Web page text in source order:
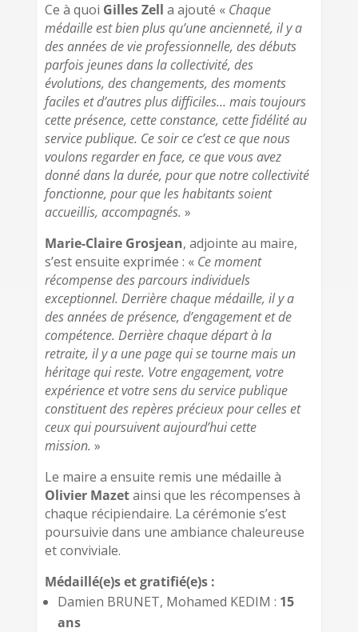
Ce à quoi Gilles Zell a ajouté « Chaque
médaille est bien plus qu’une ancienneté, il y a
des années de vie professionnelle, des débuts
parfois jeunes dans la collectivité, des
évolutions, des changements, des moments
faciles et d’autres plus difficiles… mais toujours
cette présence, cette constance, cette fidélité au
service publique. Ce soir ce c’est ce que nous
voulons regarder en face, ce que vous avez
donné dans la durée, pour que notre collectivité
fonctionne, pour que les habitants soient
accueillis, accompagnés. »
Marie-Claire Grosjean, adjointe au maire,
s’est ensuite exprimée : « Ce moment
récompense des parcours individuels
exceptionnel. Derrière chaque médaille, il y a
des années de présence, d’engagement et de
compétence. Derrière chaque départ à la
retraite, il y a une page qui se tourne mais un
héritage qui reste. Votre engagement, votre
expérience et votre sens du service publique
constituent des repères précieux pour celles et
ceux qui poursuivent aujourd’hui cette
mission. »
Le maire a ensuite remis une médaille à
Olivier Mazetainsi que les récompenses à
chaque récipiendaire. La cérémonie s’est
poursuivie dans une ambiance chaleureuse
et conviviale.
Médaillé(e)s et gratifié(e)s :
Damien BRUNET, Mohamed KEDIM : 15
ans